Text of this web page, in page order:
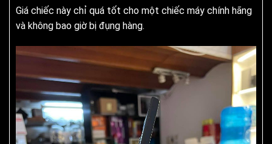
Giá chiếc này chỉ quá tốt cho một chiếc máy chính hãng
và không bao giờ bị đụng hàng.